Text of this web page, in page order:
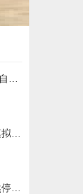
题
()。